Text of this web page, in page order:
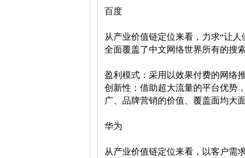
百度
从产业价值链定位来看，力求“让
全面覆盖了中文网络世界所有的搜索
盈利模式：采用以效果付费的网络
创新性：借助超大流量的平台优势
广、品牌营销的价值、覆盖面均大
华为
从产业价值链定位来看，以客户需